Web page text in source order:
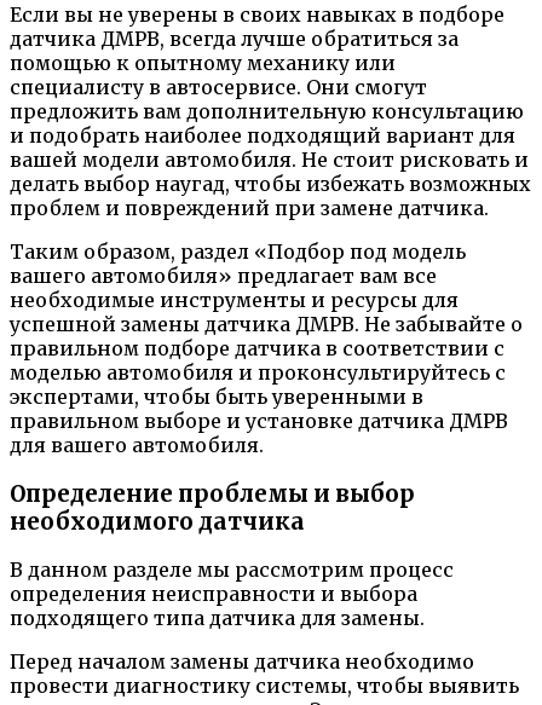
Если вы не уверены в своих навыках в подборе
датчика ДМРВ, всегда лучше обратиться за
помощью к опытному механику или
специалисту в автосервисе. Они смогут
предложить вам дополнительную консультацию
и подобрать наиболее подходящий вариант для
вашей модели автомобиля. Не стоит рисковать и
делать выбор наугад, чтобы избежать возможных
проблем и повреждений при замене датчика.
Таким образом, раздел «Подбор под модель
вашего автомобиля» предлагает вам все
необходимые инструменты и ресурсы для
успешной замены датчика ДМРВ. Не забывайте о
правильном подборе датчика в соответствии с
моделью автомобиля и проконсультируйтесь с
экспертами, чтобы быть уверенными в
правильном выборе и установке датчика ДМРВ
для вашего автомобиля.
Определение проблемы и выбор
необходимого датчика
В данном разделе мы рассмотрим процесс
определения неисправности и выбора
подходящего типа датчика для замены.
Перед началом замены датчика необходимо
провести диагностику системы, чтобы выявить